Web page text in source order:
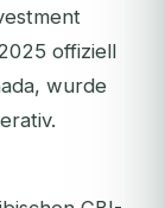
offiziell
wurde